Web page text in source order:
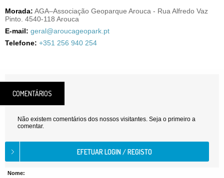
Morada: AGA–Associação Geoparque Arouca - Rua Alfredo Vaz
Pinto. 4540-118 Arouca
E-mail: geral@aroucageopark.pt
Telefone: +351 256 940 254
COMENTÁRIOS
Não existem comentários dos nossos visitantes. Seja o primeiro a
comentar.
Nome: